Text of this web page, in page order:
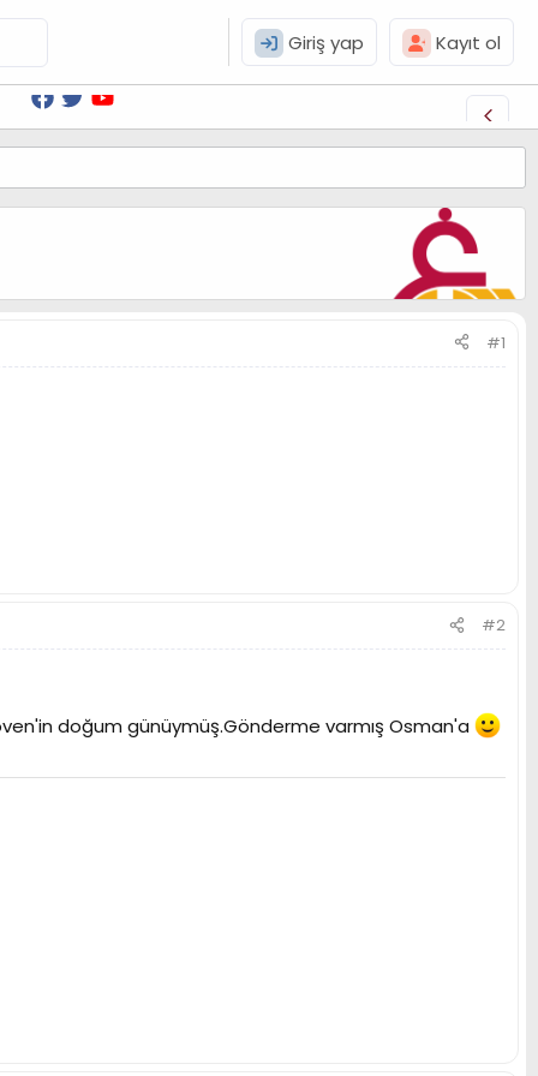
Giriş yap Kayıt ol
#1
#2
doğum günüymüş.Gönderme varmış Osman'a